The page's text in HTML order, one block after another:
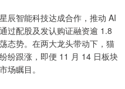
辰智能科技达成合作，推动 AI
过配股及发认购证融资逾 1.8
态势。在两大龙头带动下，猫
纷跟涨，即便 11 月 14 日板块
场瞩目。